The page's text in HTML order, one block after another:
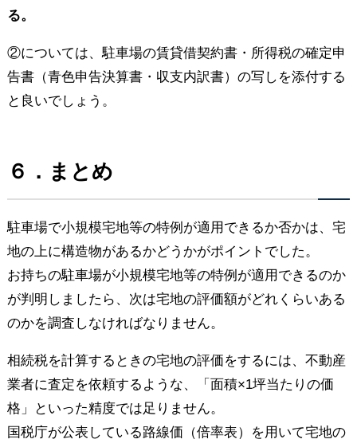
る。
②については、駐車場の賃貸借契約書・所得税の確定申
告書（青色申告決算書・収支内訳書）の写しを添付する
と良いでしょう。
６．まとめ
駐車場で小規模宅地等の特例が適用できるか否かは、宅
地の上に構造物があるかどうかがポイントでした。
お持ちの駐車場が小規模宅地等の特例が適用できるのか
が判明しましたら、次は宅地の評価額がどれくらいある
のかを調査しなければなりません。
相続税を計算するときの宅地の評価をするには、不動産
業者に査定を依頼するような、「面積×1坪当たりの価
格」といった精度では足りません。
国税庁が公表している路線価（倍率表）を用いて宅地の